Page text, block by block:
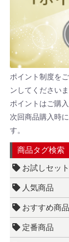
ポイント制度を
ンしてください
ポイントはご購
次回商品購入時に
す。
商品タグ検索
お試しセット
人気商品
おすすめ商品
定番商品